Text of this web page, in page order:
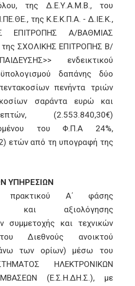
της Δ.Ε.Υ.Α.Μ.Β., του
της Κ.Ε.Κ.Π.Α. - Δ.ΙΕ.Κ.,
ΕΠΙΤΡΟΠΗΣ Α/ΒΑΘΜΙΑΣ
ΣΧΟΛΙΚΗΣ ΕΠΙΤΡΟΠΗΣ Β/
ενδεικτικού
δαπάνης δύο
πενήντα τριών
σαράντα ευρώ και
(2.553.840,30€)
του Φ.Π.Α 24%,
ετών από τη υπογραφή της
ΥΠΗΡΕΣΙΩΝ
Α΄ φάσης
και αξιολόγησης
συμμετοχής και τεχνικών
Διεθνούς ανοικτού
των ορίων) μέσω του
ΗΛΕΚΤΡΟΝΙΚΩΝ
(Ε.Σ.Η.ΔΗ.Σ.), με